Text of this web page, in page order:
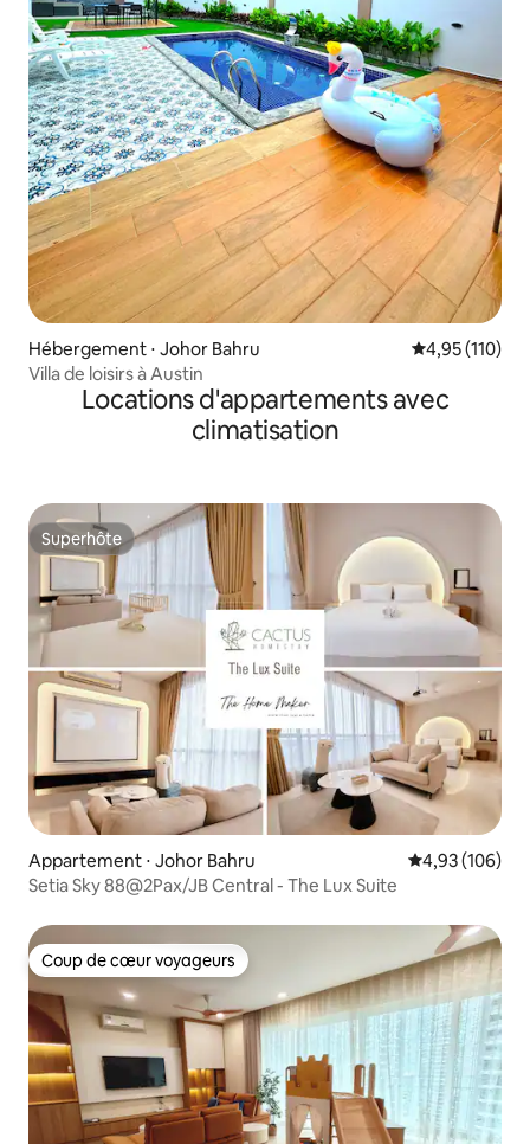
Hébergement ⋅ Johor Bahru Évaluation
4,95 (110)
Villa de loisirs à Austin
Locations d'appartements avec
climatisation
Superhôte
Superhôte
Appartement ⋅ Johor Bahru Évaluation
4,93 (106)
Setia Sky 88@2Pax/JB Central - The Lux Suite
Coup de cœur voyageurs
Coup de cœur voyageurs